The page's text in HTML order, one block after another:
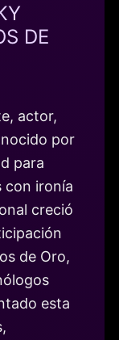
DE
actor,
por
para
con ironía
creció
de Oro,
esta